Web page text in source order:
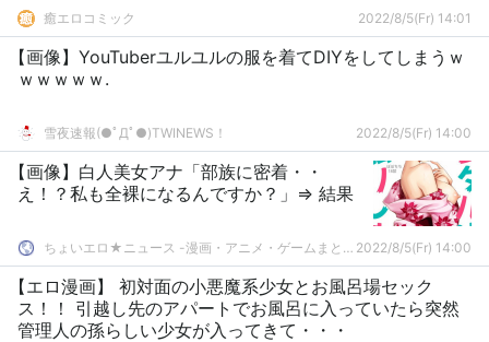
癒エロコミック 2022/8/5(Fr) 14:01
【画像】YouTuberユルユルの服を着てDIYをしてしまうｗ
ｗｗｗｗｗ.
雪夜速報(●ﾟДﾟ●)TWINEWS！ 2022/8/5(Fr) 14:00
【画像】白人美女アナ「部族に密着・・
え！？私も全裸になるんですか？」⇒ 結果
ちょいエロ★ニュース -漫画・アニメ・ゲームまとめ- 2022/8/5(Fr) 14:00
【エロ漫画】 初対面の小悪魔系少女とお風呂場セック
ス！！ 引越し先のアパートでお風呂に入っていたら突然
管理人の孫らしい少女が入ってきて・・・